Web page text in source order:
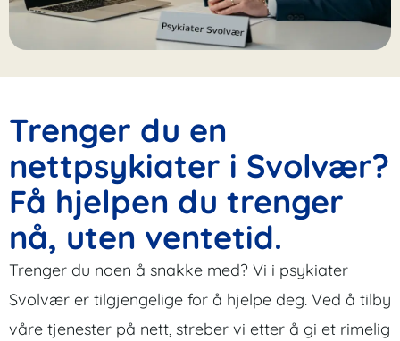
Trenger du en
nettpsykiater i Svolvær?
Få hjelpen du trenger
nå, uten ventetid.
Trenger du noen å snakke med? Vi i psykiater
Svolvær er tilgjengelige for å hjelpe deg. Ved å tilby
våre tjenester på nett, streber vi etter å gi et rimelig